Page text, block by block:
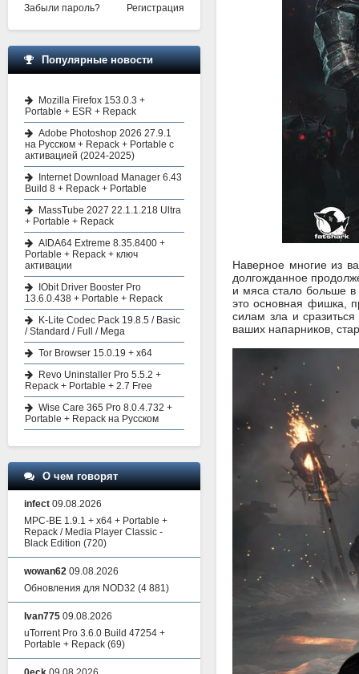
Наверное многие из
долгожданное
и мяса стало больше в
это основная фишка,
силам зла и
ваших напарников,
Забыли пароль? Регистрация
Популярные новости
Mozilla Firefox 153.0.3 +
Portable + ESR + Repack
Adobe Photoshop 2026 27.9.1
на Русском + Repack + Portable с
активацией (2024-2025)
Internet Download Manager 6.43
Build 8 + Repack + Portable
MassTube 2027 22.1.1.218 Ultra
+ Portable + Repack
AIDA64 Extreme 8.35.8400 +
Portable + Repack + ключ
активации
IObit Driver Booster Pro
13.6.0.438 + Portable + Repack
K-Lite Codec Pack 19.8.5 / Basic
/ Standard / Full / Mega
Tor Browser 15.0.19 + x64
Revo Uninstaller Pro 5.5.2 +
Repack + Portable + 2.7 Free
Wise Care 365 Pro 8.0.4.732 +
Portable + Repack на Русском
О чем говорят
infect 09.08.2026
MPC-BE 1.9.1 + x64 + Portable +
Repack / Media Player Classic -
Black Edition (720)
wowan62 09.08.2026
Обновления для NOD32 (4 881)
Ivan775 09.08.2026
uTorrent Pro 3.6.0 Build 47254 +
Portable + Repack (69)